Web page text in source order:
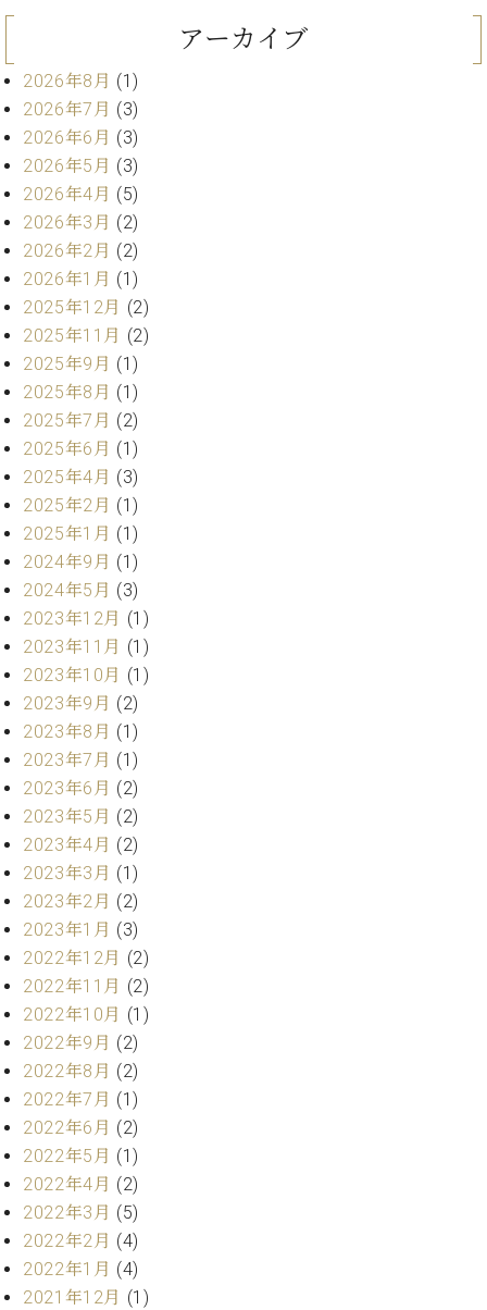
イ
ン
レ
ジ
デ
ン
ス
C.
ベ
ヒ
シ
ュ
タ
イ
ン
コ
ン
サ
ー
グ
ラ
ン
ド
ピ
ア
ノ
C.
ベ
ヒ
シ
タ
イ
ン
コ
ン
サ
ー
ト
ア
ッ
プ
ラ
ト
ピ
ア
ノ
製
造
番
号
イ
を
弾
く
前
に
ベ
ヒ
ュ
タ
イ
ン・
シ
レ
納
入
実
績
ホ
ル・
ス
タ
ジ
オ
納
入
績
音
楽
教
室
ご
愛
者
の
声
ン
ペ
ー
ン
コ
ン
ー
ト
レ
ッ
ス
ン
ン
ト
代
理
店
主
イ
ベ
ン
ト
コ
ン
ク
ル
音
楽
教
室
舗・
サ
ロ
ン・
調
学
ぶ
方
ま
大
歓
迎。
ベヒ
シュ
タイ
ン・
ーレ
音楽
教室
ヒ
シ
ュ
イ
ン
・
セ
ン
ト
ラ
ム
京
店
長
ご
挨
拶
展
情
報
ホー
ル・
スタ
ジオ
レン
タル
ホー
会
社
お
問
せ
アーカイブ
2026年8月 (1)
2026年7月 (3)
2026年6月 (3)
2026年5月 (3)
2026年4月 (5)
2026年3月 (2)
2026年2月 (2)
2026年1月 (1)
2025年12月 (2)
2025年11月 (2)
2025年9月 (1)
2025年8月 (1)
2025年7月 (2)
2025年6月 (1)
2025年4月 (3)
2025年2月 (1)
2025年1月 (1)
2024年9月 (1)
2024年5月 (3)
2023年12月 (1)
2023年11月 (1)
2023年10月 (1)
2023年9月 (2)
2023年8月 (1)
2023年7月 (1)
2023年6月 (2)
2023年5月 (2)
2023年4月 (2)
2023年3月 (1)
2023年2月 (2)
2023年1月 (3)
2022年12月 (2)
2022年11月 (2)
2022年10月 (1)
2022年9月 (2)
2022年8月 (2)
2022年7月 (1)
2022年6月 (2)
2022年5月 (1)
2022年4月 (2)
2022年3月 (5)
2022年2月 (4)
2022年1月 (4)
2021年12月 (1)